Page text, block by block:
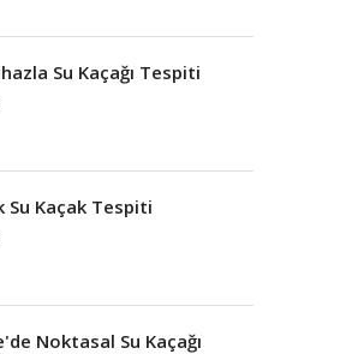
Su Kaçağı Tespiti
Kaçak Tespiti
Noktasal Su Kaçağı